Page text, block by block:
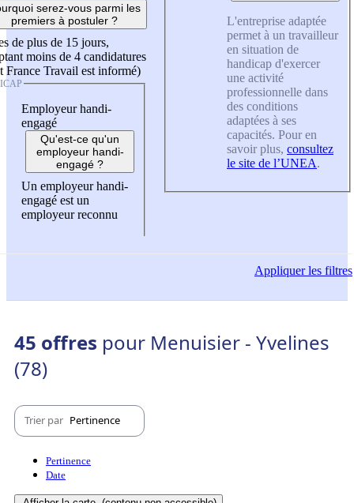
serez-vous parmi les
premiers à postuler ?
de plus de 15 jours,
moins de 4 candidatures
France Travail est informé)
Employeur handi-
engagé
Qu'est-ce qu'un
employeur handi-
engagé ?
Un employeur handi-
engagé est un
employeur reconnu
L'entreprise adaptée
permet à un travailleur
en situation de
handicap d'exercer
une activité
professionnelle dans
des conditions
adaptées à ses
capacités. Pour en
savoir plus, consultez
le site de l’UNEA.
Appliquerles filtres
45 offres pour Menuisier - Yvelines
(78)
Trier par Pertinence
Pertinence
Date